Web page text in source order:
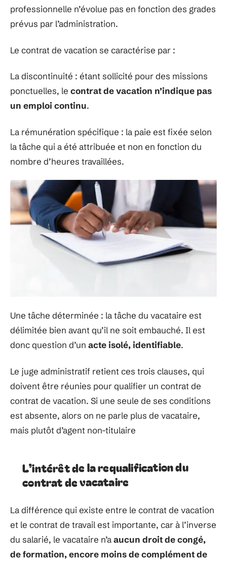
professionnelle n’évolue pas en fonction des grades
prévus par l’administration.
Le contrat de vacation se caractérise par :
La discontinuité : étant sollicité pour des missions
ponctuelles, le contrat de vacation n’indique pas
un emploi continu.
La rémunération spécifique : la paie est fixée selon
la tâche qui a été attribuée et non en fonction du
nombre d’heures travaillées.
Une tâche déterminée : la tâche du vacataire est
délimitée bien avant qu’il ne soit embauché. Il est
donc question d’un acte isolé, identifiable.
Le juge administratif retient ces trois clauses, qui
doivent être réunies pour qualifier un contrat de
contrat de vacation. Si une seule de ses conditions
est absente, alors on ne parle plus de vacataire,
mais plutôt d’agent non-titulaire
L’intérêt de la requalification du
contrat de vacataire
La différence qui existe entre le contrat de vacation
et le contrat de travail est importante, car à l’inverse
du salarié, le vacataire n’aaucun droit de congé,
de formation, encore moins de complément de